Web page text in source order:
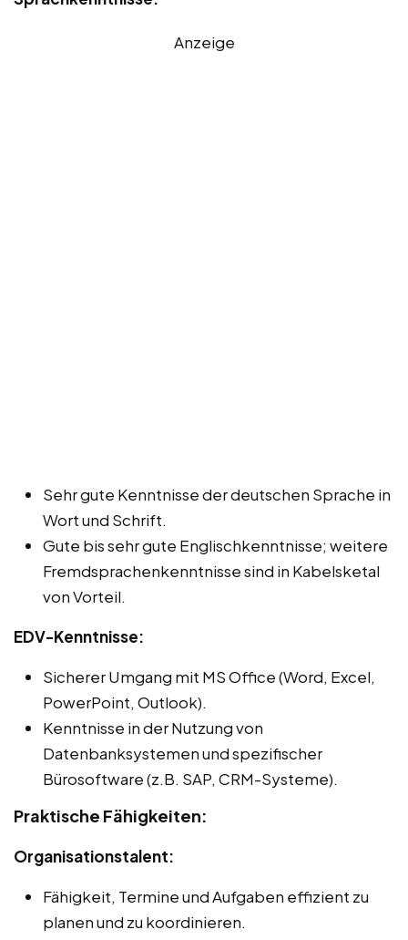
Anzeige
Sehr gute Kenntnisse der deutschen Sprache in
Wort und Schrift.
Gute bis sehr gute Englischkenntnisse; weitere
Fremdsprachenkenntnisse sind in Kabelsketal
von Vorteil.
EDV-Kenntnisse:
Sicherer Umgang mit MS Office (Word, Excel,
PowerPoint, Outlook).
Kenntnisse in der Nutzung von
Datenbanksystemen und spezifischer
Bürosoftware (z.B. SAP, CRM-Systeme).
Praktische Fähigkeiten:
Organisationstalent:
Fähigkeit, Termine und Aufgaben effizient zu
planen und zu koordinieren.